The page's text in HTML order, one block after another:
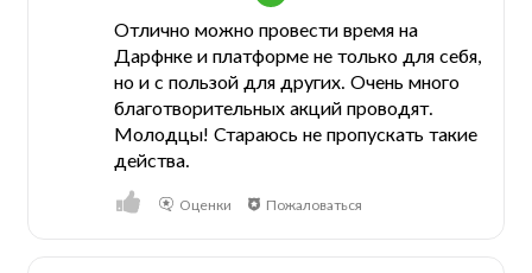
Отлично можно провести время на
Дарфнке и платформе не только для себя,
но и с пользой для других. Очень много
благотворительных акций проводят.
Молодцы! Стараюсь не пропускать такие
действа.
Оценки Пожаловаться